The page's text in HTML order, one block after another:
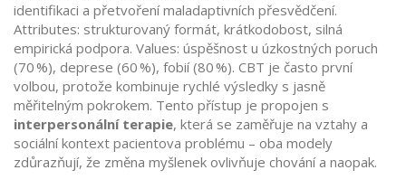
identifikaci a přetvoření maladaptivních přesvědčení.
Attributes: strukturovaný formát, krátkodobost, silná
empirická podpora. Values: úspěšnost u úzkostných poruch
(70 %), deprese (60 %), fobií (80 %). CBT je často první
volbou, protože kombinuje rychlé výsledky s jasně
měřitelným pokrokem. Tento přístup je propojen s
interpersonální terapie, která se zaměřuje na vztahy a
sociální kontext pacientova problému – oba modely
zdůrazňují, že změna myšlenek ovlivňuje chování a naopak.